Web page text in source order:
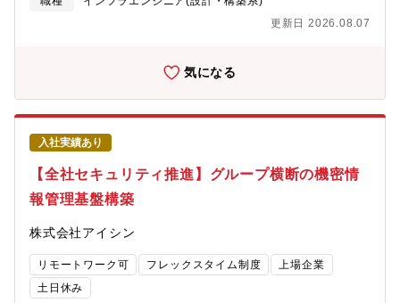
のリードを担当いただくとともに、マイクロサービス/API/イベン
載/IoT）を含む全体アーキテクチャ設計 ・ マイクロサービ
ス/API/イベント設計（責務分割・IF設計）と実装方針リード ・
AI配置設計（推論配置） ・ セキュリティ・信頼性・可観測性を
含む非機能設計 ・ 技術的合意形成（社内外）/設計レビュー・育
成支援
の設計と、それを組織に定着させることに責任を持ちます。【詳
ゲートウェイ、ファインチューニング戦略、評価機構、ログ収
集、リージョン構成・データレジデンシー）・LLM以外の機械学
習モデル（予測・パーソナライゼーション・知覚系）を含む、モ
デルポートフォリオ全体のライフサイクル管理方針の策定・車両
側ループとの接続設計（車載テレメトリ収集、OTAによるモデ
ル・設定配信、車載小型モデルの更新戦略）・他部門が所管する
基盤（車両データ収集、OTA配信等）に対する要件定義と、イン
ターフェース・SLAの合意形成・日米欧のデータ保護規制に適合
したデータ収集・利活用アーキテクチャの設計・LLMプロバイダ
による合意形成・評価駆動の開発文化・リリースプロセスの組織
への定着・経営層・社外パートナーとの技術折衝、エンジニアの
技術指導・採用への関与【最初の1年で期待する成果（優先順）】
1. 評価基盤とログ収集基盤の全体設計を確定し、立ち上げをリー
更新日 2026.08.07
気になる
入社実績あり
【全社セキュリティ推進】グループ横断の機密情
報管理基盤構築
株式会社アイシン
リモートワーク可 フレックスタイム制度
上場企業
土日休み